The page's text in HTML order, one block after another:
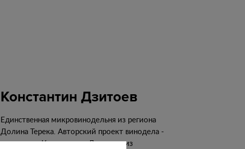
Константин Дзитоев
Единственная микровинодельня из региона
Долина Терека. Авторский проект винодела -
энтузиаста Константина Дзитоева из